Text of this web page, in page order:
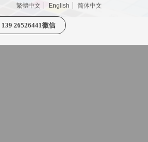
26526441微信
繁體中文 English 简体中文